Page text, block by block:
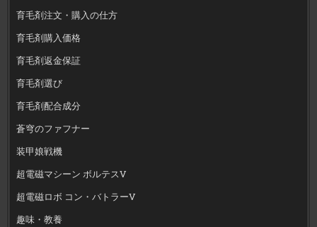
育毛剤注文・購入の仕方
育毛剤購入価格
育毛剤返金保証
育毛剤選び
育毛剤配合成分
蒼穹のファフナー
装甲娘戦機
超電磁マシーン ボルテスV
超電磁ロボ コン・バトラーV
趣味・教養